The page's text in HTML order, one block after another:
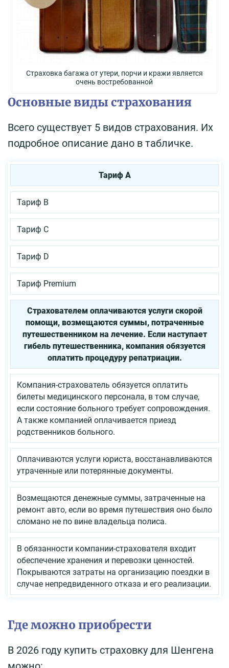
Страховка багажа от утери, порчи и кражи является
очень востребованной
Основные виды страхования
Всего существует 5 видов страхования. Их
подробное описание дано в табличке.
Тариф А
Тариф B
Тариф C
Тариф D
Тариф Premium
Страхователем оплачиваются услуги скорой
помощи, возмещаются суммы, потраченные
путешественником на лечение. Если наступает
гибель путешественника, компания обязуется
оплатить процедуру репатриации.
Компания-страхователь обязуется оплатить
билеты медицинского персонала, в том случае,
если состояние больного требует сопровождения.
А также компанией оплачивается приезд
родственников больного.
Оплачиваются услуги юриста, восстанавливаются
утраченные или потерянные документы.
Возмещаются денежные суммы, затраченные на
ремонт авто, если во время путешествия оно было
сломано не по вине владельца полиса.
В обязанности компании-страхователя входит
обеспечение хранения и перевозки ценностей.
Покрываются затраты на организацию поездки в
случае непредвиденного отказа и его реализации.
Где можно приобрести
В 2026 году купить страховку для Шенгена